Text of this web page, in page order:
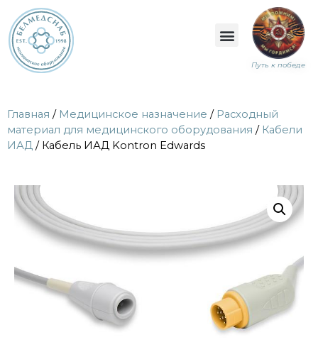
Путь к победе
Главная / Медицинское назначение / Расходный
материал для медицинского оборудования / Кабели
ИАД / Кабель ИАД Kontron Edwards